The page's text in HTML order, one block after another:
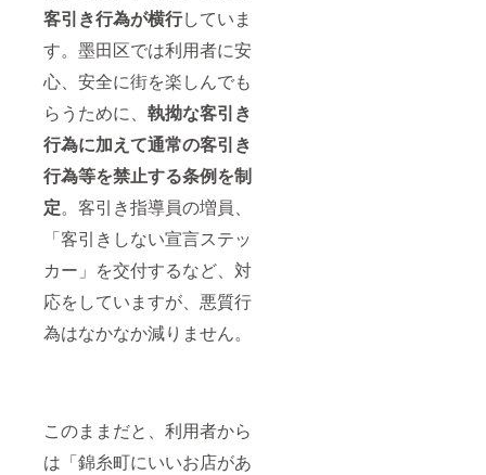
客引き行為が横行していま
す。墨田区では利用者に安
心、安全に街を楽しんでも
らうために、 執拗な客引き
行為に加えて通常の客引き
行為等を禁止する条例を制
定。客引き指導員の増員、
「客引きしない宣言ステッ
カー」を交付するなど、対
応をしていますが、悪質行
為はなかなか減りません。
このままだと、利用者から
は「錦糸町にいいお店があ